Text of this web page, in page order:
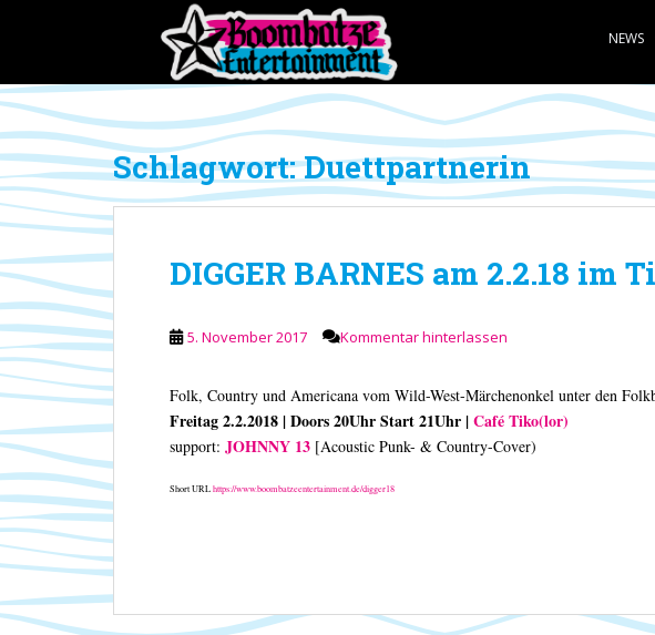
p
t
o
m
a
c
t
e
n
NEWS
Schlagwort:Duettpartnerin
DIGGER BARNES am 2.2.18 im
5. November 2017 Kommentar hinterlassen
Folk, Country und Americana vom Wild-West-Märchenonkel unter den
Freitag 2.2.2018 | Doors 20Uhr Start 21Uhr |Café Tiko(lor)
support: JOHNNY 13 [Acoustic Punk- & Country-Cover)
Short URLhttps://www.boombatzeentertainment.de/digger18